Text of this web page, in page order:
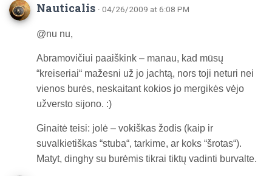
Nauticalis · 04/26/2009 at 6:08 PM
@nu nu,
Abramovičiui paaiškink – manau, kad mūsų
“kreiseriai“ mažesni už jo jachtą, nors toji neturi nei
vienos burės, neskaitant kokios jo mergikės vėjo
užversto sijono. :)
Ginaitė teisi: jolė – vokiškas žodis (kaip ir
suvalkietiškas “stuba“, tarkime, ar koks “šrotas“).
Matyt, dinghy su burėmis tikrai tiktų vadinti burvalte.